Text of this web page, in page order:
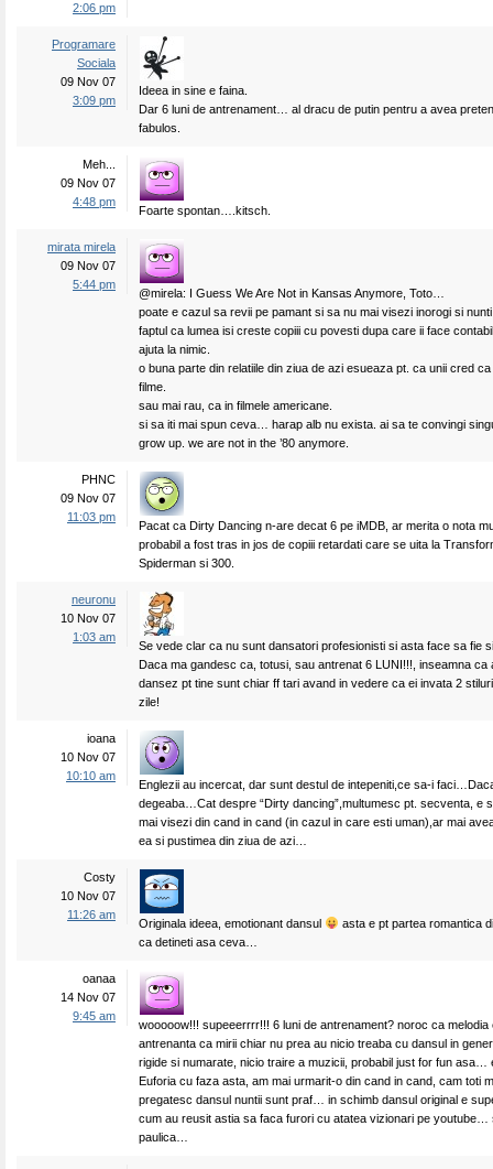
2:06 pm
Programare
Sociala
09 Nov 07
3:09 pm
Ideea in sine e faina.
Dar 6 luni de antrenament… al dracu de putin pentru a avea
fabulos.
Meh...
09 Nov 07
4:48 pm
Foarte spontan….kitsch.
mirata mirela
09 Nov 07
5:44 pm
@mirela: I Guess We Are Not in Kansas Anymore, Toto…
poate e cazul sa revii pe pamant si sa nu mai visezi inorogi si
faptul ca lumea isi creste copiii cu povesti dupa care ii face
ajuta la nimic.
o buna parte din relatiile din ziua de azi esueaza pt. ca unii cred
filme.
sau mai rau, ca in filmele americane.
si sa iti mai spun ceva… harap alb nu exista. ai sa te convingi
grow up. we are not in the ’80 anymore.
PHNC
09 Nov 07
11:03 pm
Pacat ca Dirty Dancing n-are decat 6 pe iMDB, ar merita o nota
probabil a fost tras in jos de copiii retardati care se uita la
Spiderman si 300.
neuronu
10 Nov 07
1:03 am
Se vede clar ca nu sunt dansatori profesionisti si asta face sa fie
Daca ma gandesc ca, totusi, sau antrenat 6 LUNI!!!, inseamna ca
dansez pt tine sunt chiar ff tari avand in vedere ca ei invata 2
zile!
ioana
10 Nov 07
10:10 am
Englezii au incercat, dar sunt destul de intepeniti,ce sa-i
degeaba…Cat despre “Dirty dancing”,multumesc pt. secventa, e
mai visezi din cand in cand (in cazul in care esti uman),ar mai
ea si pustimea din ziua de azi…
Costy
10 Nov 07
11:26 am
Originala ideea, emotionant dansul
asta e pt partea romantica
ca detineti asa ceva…
oanaa
14 Nov 07
9:45 am
wooooow!!! supeeerrrr!!! 6 luni de antrenament? noroc ca melodia
antrenanta ca mirii chiar nu prea au nicio treaba cu dansul in
rigide si numarate, nicio traire a muzicii, probabil just for fun asa…
Euforia cu faza asta, am mai urmarit-o din cand in cand, cam toti
pregatesc dansul nuntii sunt praf… in schimb dansul original e
cum au reusit astia sa faca furori cu atatea vizionari pe youtube…
paulica…